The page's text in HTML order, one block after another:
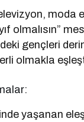
moda
olmalısın”
gençleri
olmakla
yaşanan